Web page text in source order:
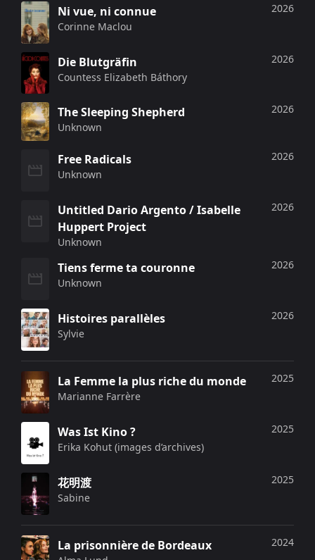
Ni vue, ni connue
Corinne Maclou
2026
Die Blutgräfin
Countess Elizabeth Báthory
2026
The Sleeping Shepherd
Unknown
2026
Free Radicals
Unknown
2026
Untitled Dario Argento / Isabelle
Huppert Project
Unknown
2026
Tiens ferme ta couronne
Unknown
2026
Histoires parallèles
Sylvie
2026
La Femme la plus riche du monde
Marianne Farrère
2025
Was Ist Kino ?
Erika Kohut (images d’archives)
2025
花明渡
Sabine
2025
La prisonnière de Bordeaux 2024